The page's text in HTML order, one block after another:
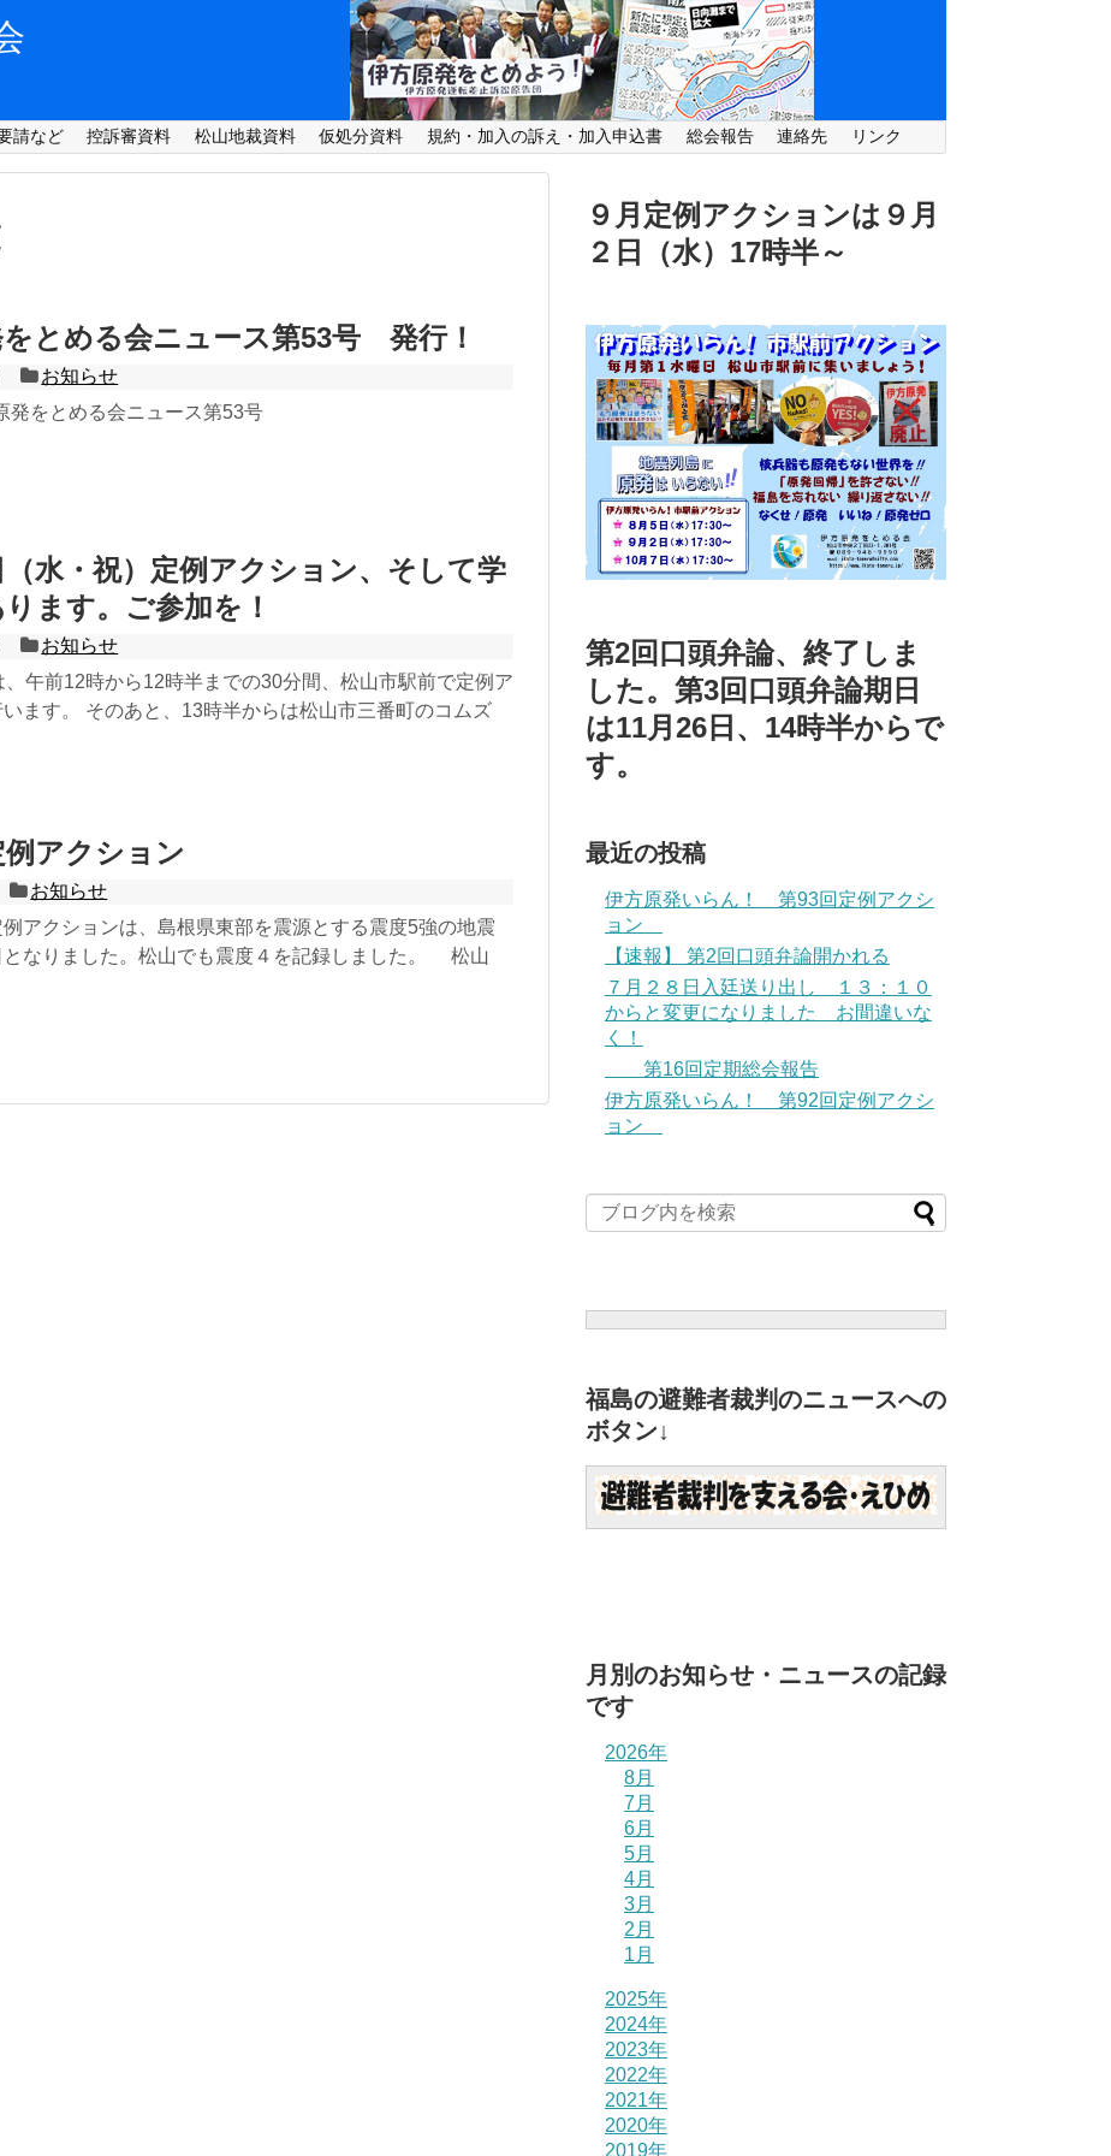
請など 控訴審資料 松山地裁資料 仮処分資料 規約・加入の訴え・加入申込書 総会報告 連絡先 リンク
とめる会ニュース第53号 発行！
お知らせ
発をとめる会ニュース第53号
（水・祝）定例アクション、そして学
ます。ご参加を！
お知らせ
午前12時から12時半までの30分間、松山市駅前で定例ア
ます。 そのあと、13時半からは松山市三番町のコムズ
例アクション
お知らせ
アクションは、島根県東部を震源とする震度5強の地震
となりました。松山でも震度４を記録しました。 松山
９月定例アクションは９月
２日（水） 17時半～
第2回口頭弁論、終了しま
した。第3回口頭弁論期日
は11月26日、14時半からで
す。
最近の投稿
伊方原発いらん！ 第93回定例アクシ
ョン
【速報】 第2回口頭弁論開かれる
７月２８日入廷送り出し １３：１０
からと変更になりました お間違いな
く！
第16回定期総会報告
伊方原発いらん！ 第92回定例アクシ
ョン
福島の避難者裁判のニュースへの
ボタン↓
月別のお知らせ・ニュースの記録
です
2026年
8月
7月
6月
5月
4月
3月
2月
1月
2025年
2024年
2023年
2022年
2021年
2020年
2019年